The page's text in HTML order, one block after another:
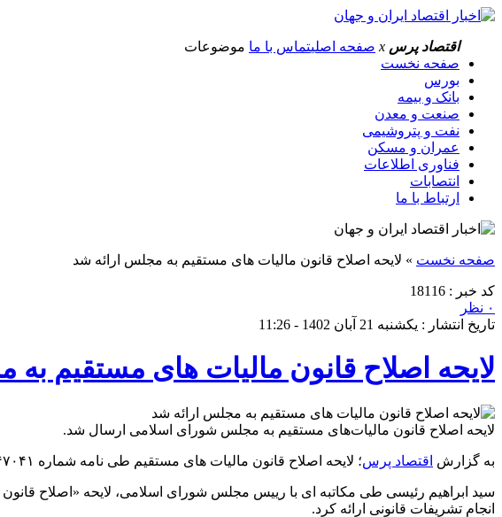
اقتصاد پرس x صفحه اصلیتماس با ما موضوعات
صفحه نخست
بورس
بانک و بیمه
صنعت و معدن
نفت و پتروشیمی
عمران و مسکن
فناوری اطلاعات
انتصابات
ارتباط با ما
صفحه نخست » لایحه اصلاح قانون مالیات های مستقیم به مجلس ارائه شد
کد خبر : 18116
۰ نظر
تاریخ انتشار : یکشنبه 21 آبان 1402 - 11:26
لایحه اصلاح قانون مالیات های مستقیم
لایحه اصلاح قانون مالیات‌های مستقیم به مجلس شورای اسلامی ارسال شد.
به گزارش اقتصاد پرس؛ لایحه اصلاح قانون مالیات های مستقیم طی نامه شماره ۱۴۷۰۴۱ مورخ ۱۴۰۲/۰۸/۱۷ برای طی تشریفات قانونی به مجلس شورای اسلامی ارسال شد.
انجام تشریفات قانونی ارائه کرد.